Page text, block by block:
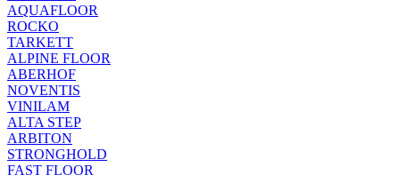
AQUAFLOOR
ROCKO
TARKETT
ALPINE FLOOR
ABERHOF
NOVENTIS
VINILAM
ALTA STEP
ARBITON
STRONGHOLD
FAST FLOOR